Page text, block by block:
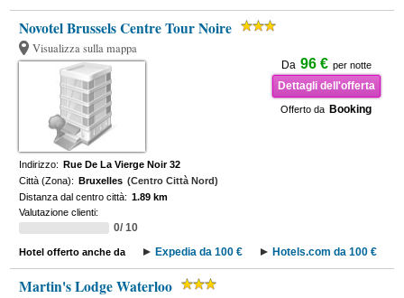
Novotel Brussels Centre Tour Noire
Visualizza sulla mappa
Da 96 € per notte
Dettagli dell'offerta
Offerto da Booking
Indirizzo: Rue De La Vierge Noir 32
Città (Zona): Bruxelles (Centro Città Nord)
Distanza dal centro città: 1.89 km
Valutazione clienti:
0/ 10
Hotel offerto anche da Expedia da 100 € Hotels.com da 100 €
Martin's Lodge Waterloo